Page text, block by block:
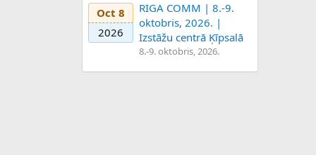
Oct 8
2026
RIGA COMM | 8.-9.
oktobris, 2026. |
Izstāžu centrā Ķīpsalā
8.-9. oktobris, 2026.